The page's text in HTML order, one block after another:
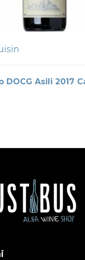
DOCG Asili 2017